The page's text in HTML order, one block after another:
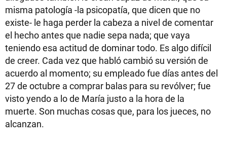
misma patología -la psicopatía, que dicen que no
existe- le haga perder la cabeza a nivel de comentar
el hecho antes que nadie sepa nada; que vaya
teniendo esa actitud de dominar todo. Es algo difícil
de creer. Cada vez que habló cambió su versión de
acuerdo al momento; su empleado fue días antes del
27 de octubre a comprar balas para su revólver; fue
visto yendo a lo de María justo a la hora de la
muerte. Son muchas cosas que, para los jueces, no
alcanzan.